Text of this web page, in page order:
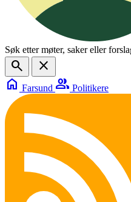
Søk etter møter, saker eller
search
close
home Farsund group Politikere